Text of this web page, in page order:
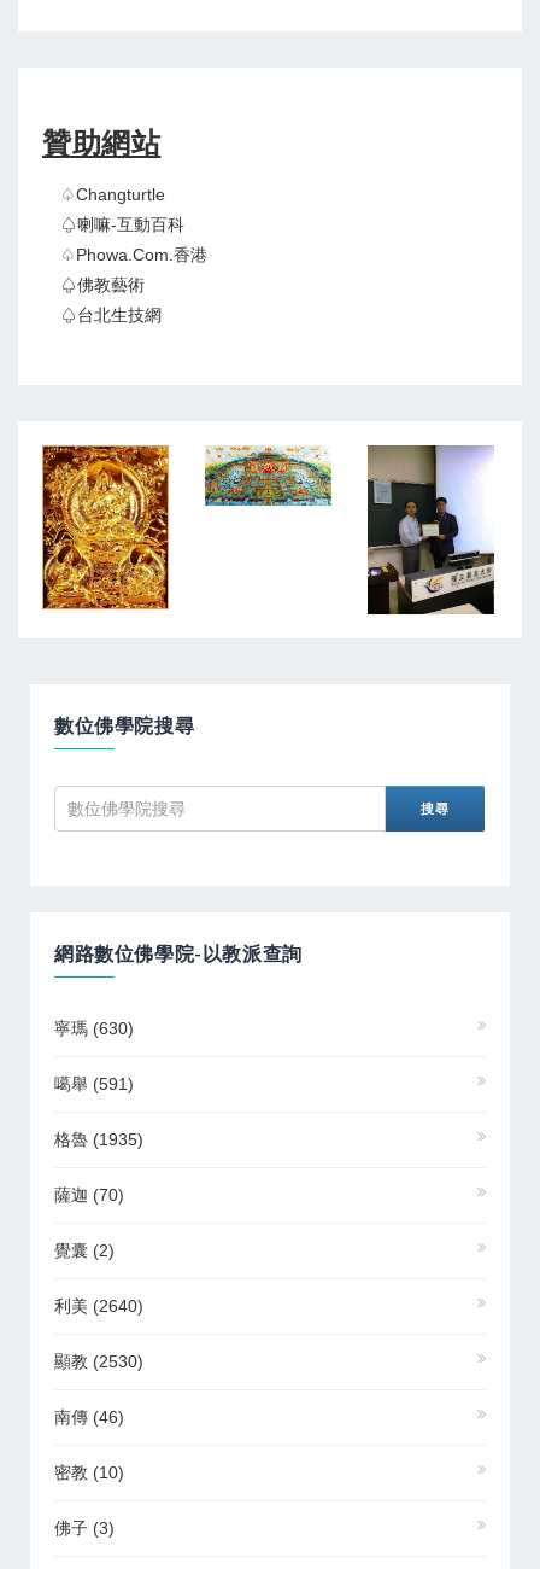
贊助網站
♤Changturtle
♤喇嘛-互動百科
♤Phowa.com.香港
♤佛教藝術
♤台北生技網
數位佛學院搜尋
網路數位佛學院-以教派查詢
寧瑪 (630)
噶舉 (591)
格魯 (1935)
薩迦 (70)
覺囊 (2)
利美 (2640)
顯教 (2530)
南傳 (46)
密教 (10)
佛子 (3)